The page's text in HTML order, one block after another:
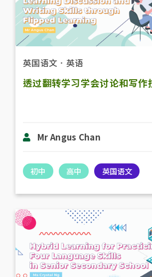
英国语文 ． 英语
透过翻转学习学会讨论和写作
Mr Angus Chan
初中 高中 英国语文